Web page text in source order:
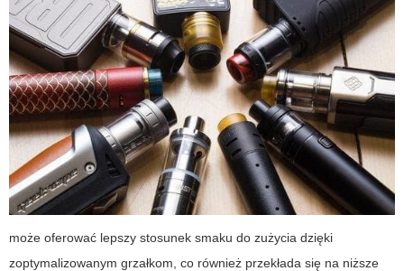
może oferować lepszy stosunek smaku do zużycia dzięki
zoptymalizowanym grzałkom, co również przekłada się na niższe